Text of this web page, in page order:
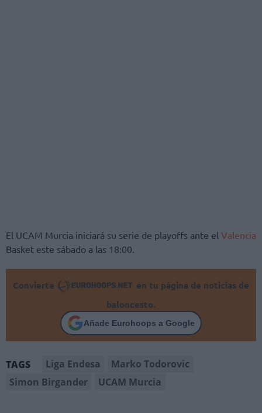
El UCAM Murcia iniciará su serie de playoffs ante el Valencia
Basket este sábado a las 18:00.
Convierte
en tu página de noticias de
baloncesto.
Añade Eurohoops a Google
TAGS Liga Endesa
Marko Todorovic
Simon Birgander
UCAM Murcia